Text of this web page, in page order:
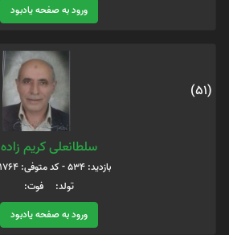
ورود به صفحه یادبود
(51)
سلطانعلی کریم زاده
بازدید: 534 - کد متوفی: 6111764
تولد: فوت:
ورود به صفحه یادبود